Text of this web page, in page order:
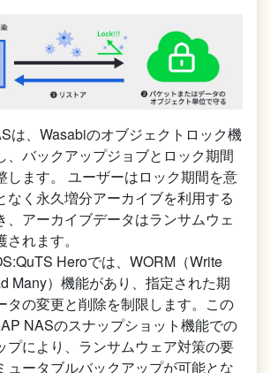
は、Wasabiのオブジェクトロック機
、バックアップジョブとロック期間
します。 ユーザーはロック期間を意
なく永久増分アーカイブを利用する
、アーカイブデータはランサムウェ
れます。
Heroでは、WORM（Write
Many）機能があり、指定された期
タの変更と削除を制限します。この
NASのスナップショット機能での
プにより、ランサムウェア対策の要
ュータブルバックアップが可能とな